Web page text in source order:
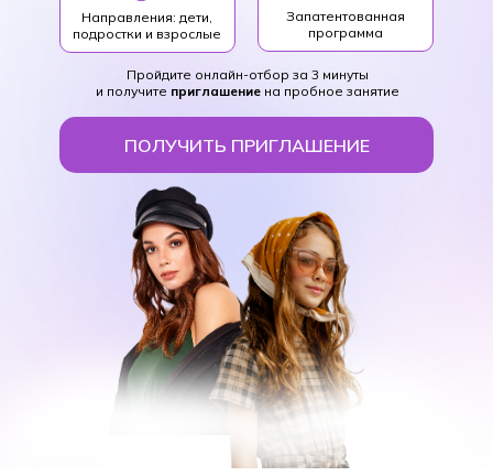
Направления: дети,
подростки и взрослые
Запатентованная
программа
ПОЛУЧИТЬ ПРИГЛАШЕНИЕ
Пройдите онлайн-отбор за 3 минуты
и получите приглашениена пробное занятие